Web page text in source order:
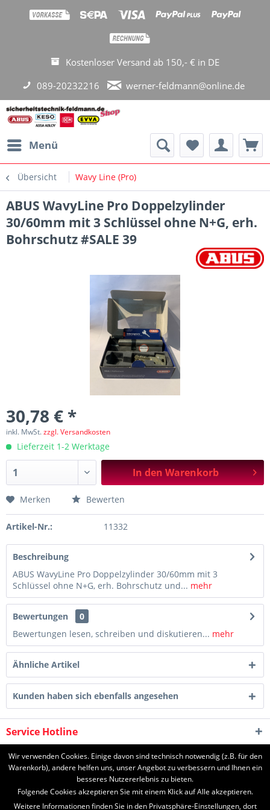
Kostenloser Versand ab 150,- € in DE
089-20232216
werner-feldmann@online.de
Menü
Übersicht Wavy Line (Pro)
ABUS WavyLine Pro Doppelzylinder
30/60mm mit 3 Schlüssel ohne N+G, erh.
Bohrschutz #SALE 39
30,78 € *
inkl. MwSt.zzgl. Versandkosten
Lieferzeit 1-2 Werktage
In denWarenkorb
Merken Bewerten
Artikel-Nr.: 11332
Beschreibung
ABUS WavyLine Pro Doppelzylinder 30/60mm mit 3
Schlüssel ohne N+G, erh. Bohrschutz und... mehr
Bewertungen
0
Bewertungen lesen, schreiben und diskutieren... mehr
Ähnliche Artikel
Kunden haben sich ebenfalls angesehen
Service Hotline
Shop Service
Wir verwenden Cookies. Einige davon sind technisch notwendig (z.B. für den
Warenkorb), andere helfen uns, unser Angebot zu verbessern und Ihnen ein
besseres Nutzererlebnis zu bieten.
Folgende Cookies akzeptieren Sie mit einem Klick auf Alle akzeptieren.
Weitere Informationen finden Sie in den Privatsphäre-Einstellungen, dort